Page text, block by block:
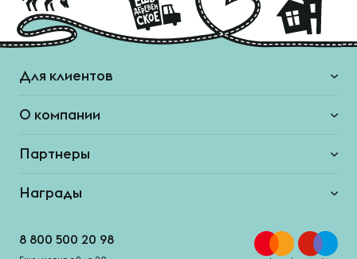
Для клиентов
О компании
Партнеры
Награды
8 800 500 20 98